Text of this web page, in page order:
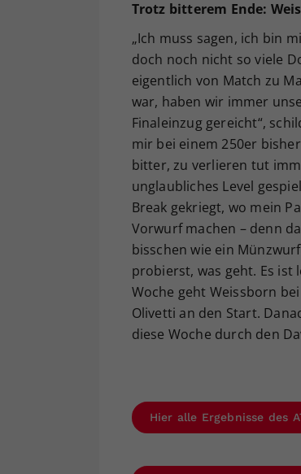
Trotz bitterem Ende:
„Ich muss sagen, ich bin
doch noch nicht so viele
eigentlich von Match zu
war, haben wir immer
Finaleinzug gereicht“,
mir bei einem 250er
bitter, zu verlieren tut
unglaubliches Level
Break gekriegt, wo mein
Vorwurf machen – denn
bisschen wie ein
probierst, was geht. Es ist
Woche geht Weissborn
Olivetti an den Start.
diese Woche durch den
Hier alle Ergebnisse des